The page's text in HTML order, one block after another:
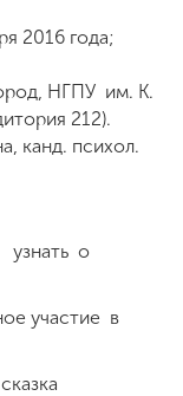
2016 года;
НГПУ им. К.
212).
канд. психол.
узнать о
участие в